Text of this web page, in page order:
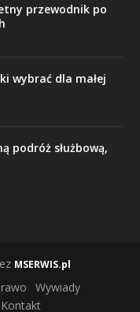
przewodnik po
wybrać dla małej
podróż służbową,
MSERWIS.pl
Wywiady
Kontakt